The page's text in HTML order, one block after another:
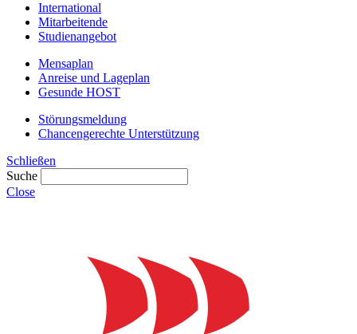
International
Mitarbeitende
Studienangebot
Mensaplan
Anreise und Lageplan
Gesunde HOST
Störungsmeldung
Chancengerechte Unterstützung
Schließen
Suche
Close